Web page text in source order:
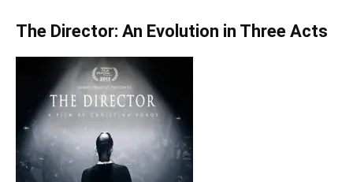
The Director: An Evolution in Three Acts